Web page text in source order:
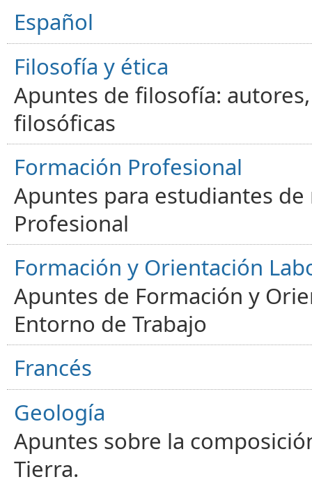
Español
Filosofía y ética
Apuntes de filosofía:
filosóficas
Formación Profesional
Apuntes para estudiantes
Profesional
Formación y Orientación
Apuntes de Formación y
Entorno de Trabajo
Francés
Geología
Apuntes sobre la
Tierra.